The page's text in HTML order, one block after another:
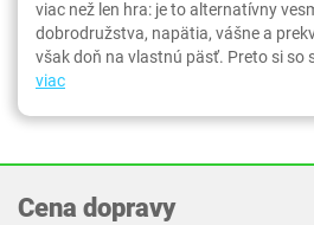
viac než len hra: je to alternatívny
dobrodružstva, napätia, vášne a
však doň na vlastnú päsť. Preto si so
viac
Cena dopravy